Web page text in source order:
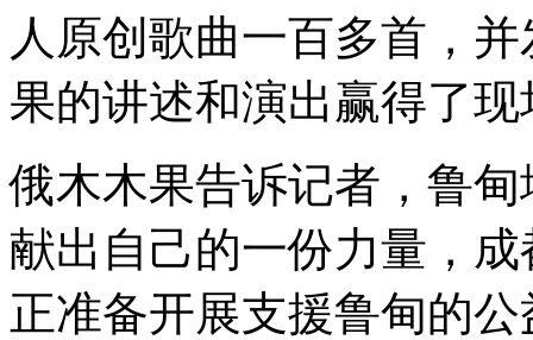
人原创歌曲一百多首，
果的讲述和演出赢得了
俄木木果告诉记者，鲁
献出自己的一份力量，
正准备开展支援鲁甸的